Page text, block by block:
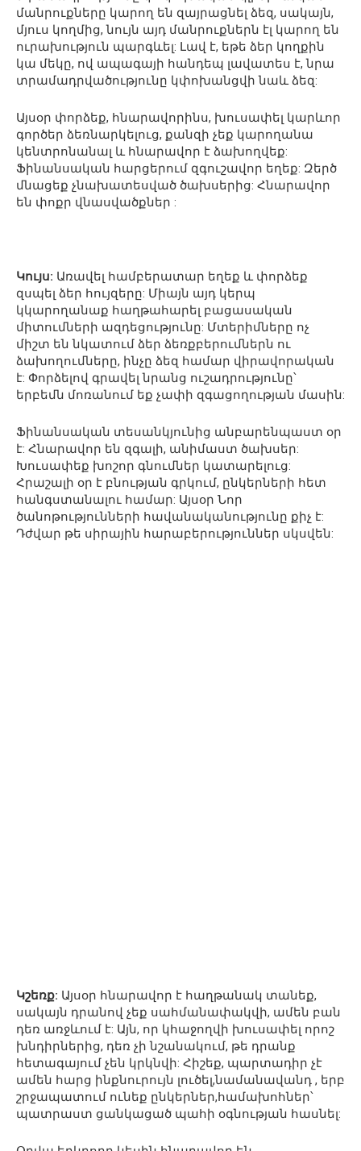
մանրուքները կարող են զայրացնել ձեզ, սակայն,
մյուս կողմից, նույն այդ մանրուքներն էլ կարող են
ուրախություն պարգևել: Լավ է, եթե ձեր կողքին
կա մեկը, ով ապագայի հանդեպ լավատես է, նրա
տրամադրվածությունը կփոխանցվի նաև ձեզ:
Այսօր փորձեք, հնարավորինս, խուսափել կարևոր
գործեր ձեռնարկելուց, քանզի չեք կարողանա
կենտրոնանալ և հնարավոր է ձախողվեք:
Ֆինանսական հարցերում զգուշավոր եղեք: Զերծ
մնացեք չնախատեսված ծախսերից: Հնարավոր
են փոքր վնասվածքներ :
Կույս: Առավել համբերատար եղեք և փորձեք
զսպել ձեր հույզերը: Միայն այդ կերպ
կկարողանաք հաղթահարել բացասական
միտումների ազդեցությունը: Մտերիմները ոչ
միշտ են նկատում ձեր ձեռքբերումներն ու
ձախողումները, ինչը ձեզ համար վիրավորական
է: Փորձելով գրավել նրանց ուշադրությունը՝
երբեմն մոռանում եք չափի զգացողության մասին:
Ֆինանսական տեսանկյունից անբարենպաստ օր
է: Հնարավոր են զգալի, անիմաստ ծախսեր:
Խուսափեք խոշոր գնումներ կատարելուց:
Հրաշալի օր է բնության գրկում, ընկերների հետ
հանգստանալու համար: Այսօր Նոր
ծանոթությունների հավանականությունը քիչ է:
Դժվար թե սիրային հարաբերություններ սկսվեն:
Կշեռք: Այսօր հնարավոր է հաղթանակ տանեք,
սակայն դրանով չեք սահմանափակվի, ամեն բան
դեռ առջևում է: Այն, որ կհաջողվի խուսափել որոշ
խնդիրներից, դեռ չի նշանակում, թե դրանք
հետագայում չեն կրկնվի: Հիշեք, պարտադիր չէ
ամեն հարց ինքնուրույն լուծել,նամանավանդ , երբ
շրջապատում ունեք ընկերներ,համախոհներ՝
պատրաստ ցանկացած պահի օգնության հասնել: